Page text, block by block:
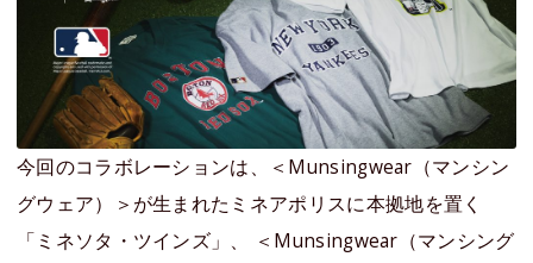
今回のコラボレーションは、＜Munsingwear（マンシン
グウェア）＞が生まれたミネアポリスに本拠地を置く
「ミネソタ・ツインズ」、 ＜Munsingwear（マンシング